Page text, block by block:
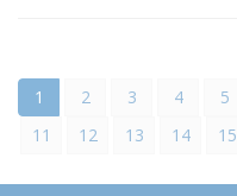
1 2 3 4 5
11
12 13 14 15